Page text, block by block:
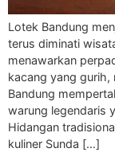
Lotek Bandung
terus diminati
menawarkan
kacang yang gurih,
Bandung
warung legendaris
Hidangan
kuliner Sunda […]